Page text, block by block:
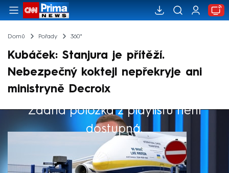
Domů Pořady 360°
Kubáček: Stanjura je přítěží.
Nebezpečný koktejl nepřekryje ani
ministryně Decroix
Žádná položka z playlistu není
dostupná.
Výběr redakce